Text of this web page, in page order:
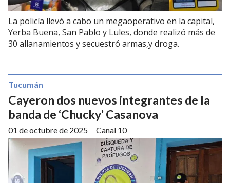
La policía llevó a cabo un megaoperativo en la capital,
Yerba Buena, San Pablo y Lules, donde realizó más de
30 allanamientos y secuestró armas,y droga.
Cayeron dos nuevos integrantes de la
banda de ‘Chucky’ Casanova
Canal 10
Tucumán
01 de octubre de 2025